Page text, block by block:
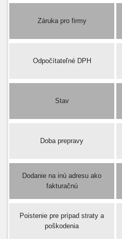
Záruka pro firmy
Odpočítateľné DPH
Stav
Doba prepravy
Dodanie na inú adresu ako
fakturačnú
Poistenie pre prípad straty a
poškodenia